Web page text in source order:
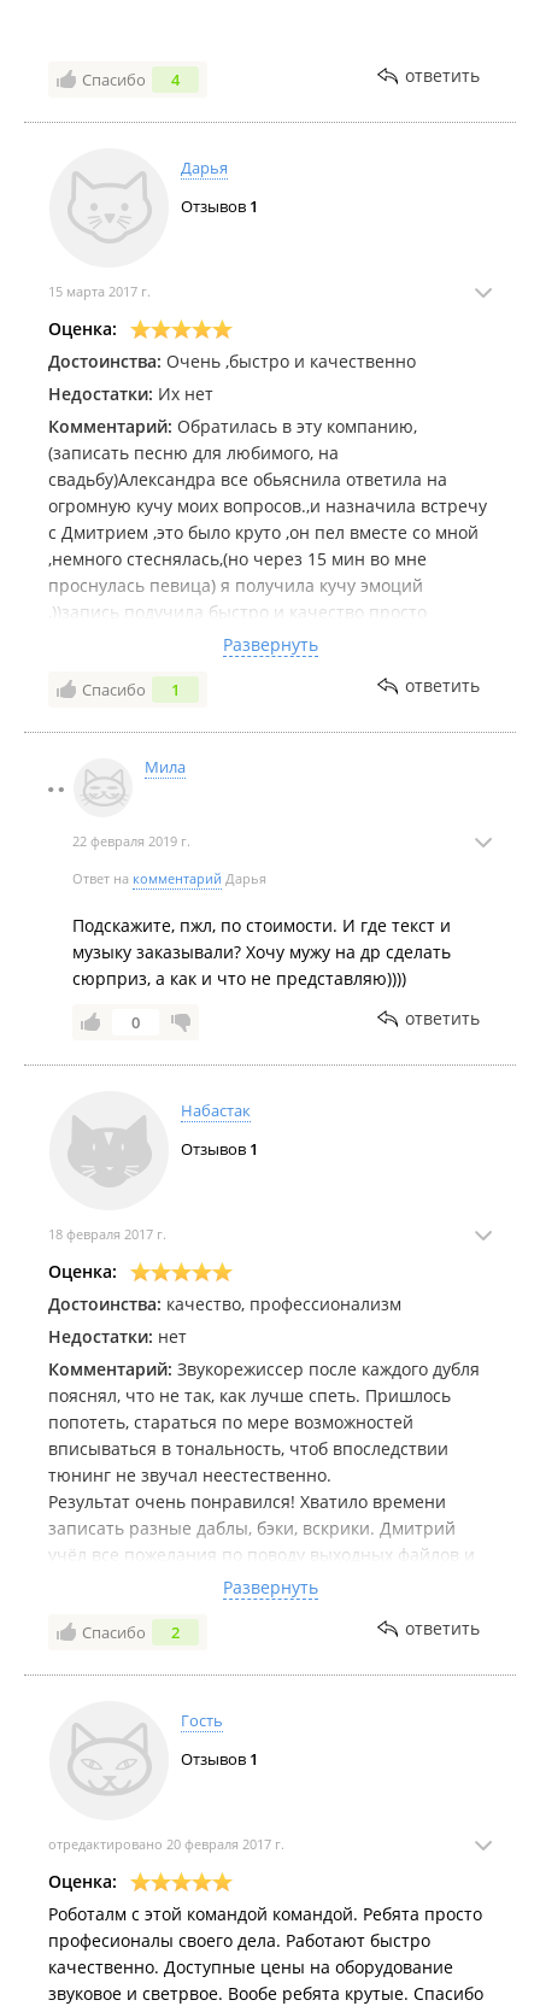
Спасибо 4 ответить
Дарья
Отзывов 1
15 марта 2017 г.
Оценка:
Достоинства: Очень ,быстро и качественно
Недостатки: Их нет
Комментарий: Обратилась в эту компанию,
(записать песню для любимого, на
свадьбу)Александра все обьяснила ответила на
огромную кучу моих вопросов.,и назначила встречу
с Дмитрием ,это было круто ,он пел вместе со мной
,немного стеснялась,(но через 15 мин во мне
проснулась певица) я получила кучу эмоций
,))запись подучила быстро и качество просто
ошеломило,было приятно иметь с ними дело 💐💐💐
вы крутые ,и с таким подходим, много ещё будет
довольных клиентов
Развернуть
Спасибо 1 ответить
Мила
22 февраля 2019 г.
Ответ на комментарий Дарья
Подскажите, пжл, по стоимости. И где текст и
музыку заказывали? Хочу мужу на др сделать
сюрприз, а как и что не представляю))))
0 ответить
Набастак
Отзывов 1
18 февраля 2017 г.
Оценка:
Достоинства: качество, профессионализм
Недостатки: нет
Комментарий: Звукорежиссер после каждого дубля
пояснял, что не так, как лучше спеть. Пришлось
попотеть, стараться по мере возможностей
вписываться в тональность, чтоб впоследствии
тюнинг не звучал неестественно.
Результат очень понравился! Хватило времени
записать разные даблы, бэки, вскрики. Дмитрий
учёл все пожелания по поводу выходных файлов и
даже бонусом прислал трэк, сведенный из бэков-
вокальных гармоний, звучащий как
самостоятельное произведение :))). Отличная
Развернуть
Спасибо 2 ответить
Гость
Отзывов 1
отредактировано 20 февраля 2017 г.
Оценка:
Роботалм с этой командой командой. Ребята просто
професионалы своего дела. Работают быстро
качественно. Доступные цены на оборудование
звуковое и светрвое. Вообе ребята крутые. Спасибо